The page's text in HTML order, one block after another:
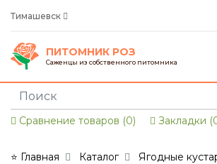
Тимашевск
ПИТОМНИК РОЗ
Саженцы из собственного питомника
Сравнение товаров (0) Закладки
⭐ Главная Каталог
Ягодные